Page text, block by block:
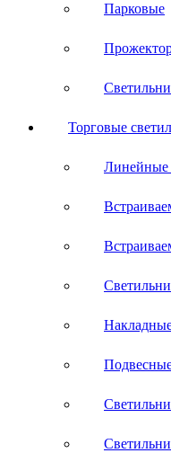
Парковые
Торговые
Линейные